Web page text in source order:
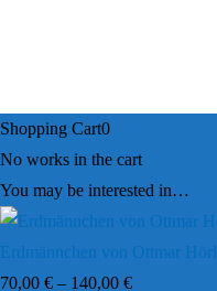
Shopping Cart0
No works in the cart
You may be interested in…
Erdmännchen von Ottmar Hörl
70,00 € – 140,00 €